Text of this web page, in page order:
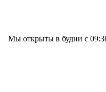
Мы открыты в будни с